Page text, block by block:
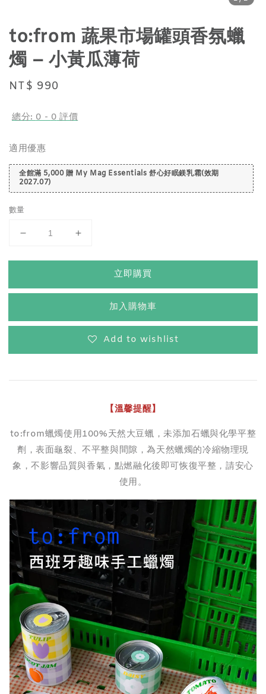
to:from 蔬果市場罐頭香氛蠟
燭 – 小黃瓜薄荷
Regular
NT$ 990
總分: 0 - 0 評價
適用優惠
全館滿 5,000 贈 My Mag Essentials 舒心好眠鎂乳霜(效期
2027.07)
數量
立即購買
加入購物車
Add to wishlist
【溫馨提醒】
to:from蠟燭使用100%天然大豆蠟，未添加石蠟與化學平整
劑，表面龜裂、不平整與間隙，為天然蠟燭的冷縮物理現
象，不影響品質與香氣，點燃融化後即可恢復平整，請安心
使用。